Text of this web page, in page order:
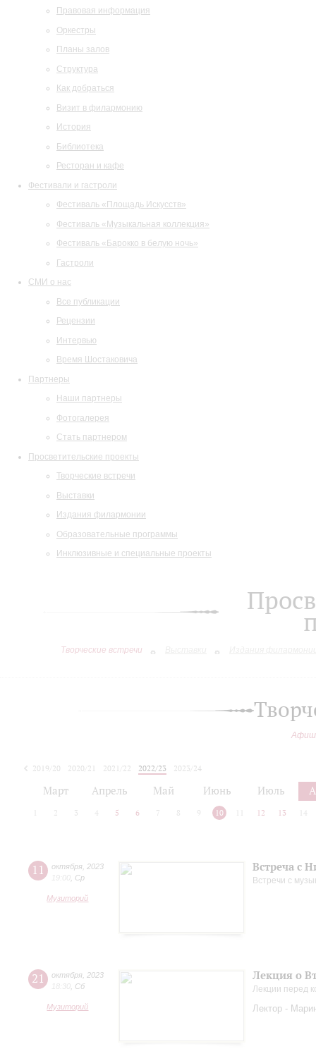
Правовая информация
Оркестры
Планы залов
Структура
Как добраться
Визит в филармонию
История
Библиотека
Ресторан и кафе
Фестивали и гастроли
Фестиваль «Площадь Искусств»
Фестиваль «Музыкальная коллекция»
Фестиваль «Барокко в белую ночь»
Гастроли
СМИ о нас
Все публикации
Рецензии
Интервью
Время Шостаковича
Партнеры
Наши партнеры
Фотогалерея
Стать партнером
Просветительские проекты
Творческие встречи
Выставки
Издания филармонии
Образовательные программы
Инклюзивные и специальные проекты
Творческие встречи
2019/20 2020/21 2021/22 2022/23
2023/24
Март Апрель Май Июнь Июль
2 3 4 5 6 7 8 9 10 12 13 14
11 октября 2023
19:00 Ср
Музиторий
Встреча с
Встречи с
21 октября 2023
18:30 Сб
Музиторий
Лекция о
Лекции перед
Лектор -